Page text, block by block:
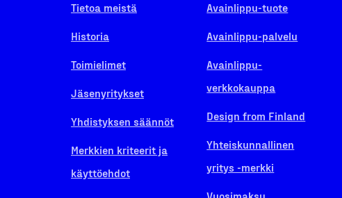
Tietoa meistä
Historia
Toimielimet
Jäsenyritykset
Yhdistyksen säännöt
Merkkien kriteerit ja
käyttöehdot
Avainlippu-tuote
Avainlippu-palvelu
Avainlippu-
verkkokauppa
Design from Finland
Yhteiskunnallinen
yritys -merkki